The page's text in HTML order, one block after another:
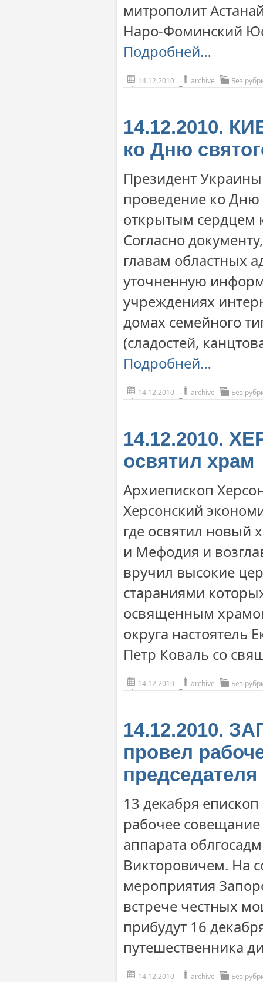
митрополит
Наро-Фоминский
Подробней…
14.12.2010 archive Без
14.12.2010.
ко Дню
Президент
проведение ко Дню
открытым сердцем
Согласно
главам областных
уточненную
учреждениях
домах семейного
(сладостей,
Подробней…
14.12.2010 archive Без
14.12.2010.
освятил храм
Архиепископ
Херсонский
где освятил новый
и Мефодия и
вручил высокие
стараниями
освященным
округа настоятель
Петр Коваль со
14.12.2010 archive Без
14.12.2010.
провел
13 декабря
рабочее
аппарата
Викторовичем. На
мероприятия
встрече честных
прибудут 16
путешественника
14.12.2010 archive Без